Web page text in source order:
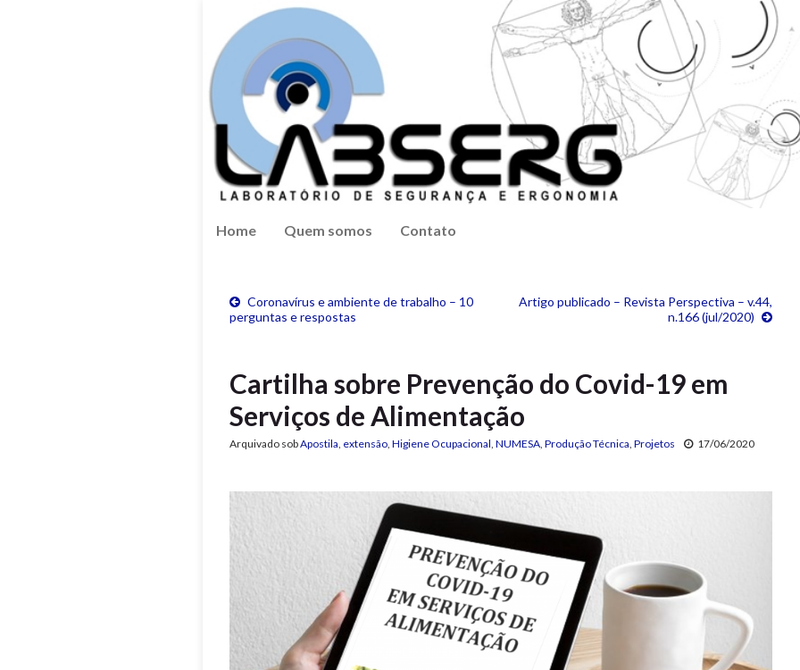
Home Quem somos Contato
Coronavírus e ambiente de trabalho – 10
perguntas e respostas
Artigo publicado – Revista Perspectiva – v.44,
n.166 (jul/2020)
Cartilha sobre Prevenção do Covid-19 em
Serviços de Alimentação
Arquivado sobApostila, extensão, Higiene Ocupacional, NUMESA, Produção Técnica, Projetos 17/06/2020